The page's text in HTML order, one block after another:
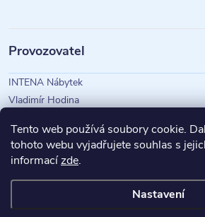
Tento web používá soubory cookie.
tohoto webu vyjadřujete souhlas s
informacízde.
Nastavení
Provozovatel
INTENA Nábytek
Vladimír Hodina